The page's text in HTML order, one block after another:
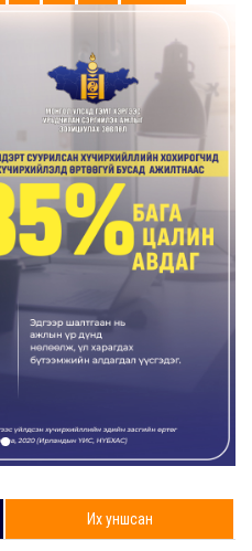
Их уншсан